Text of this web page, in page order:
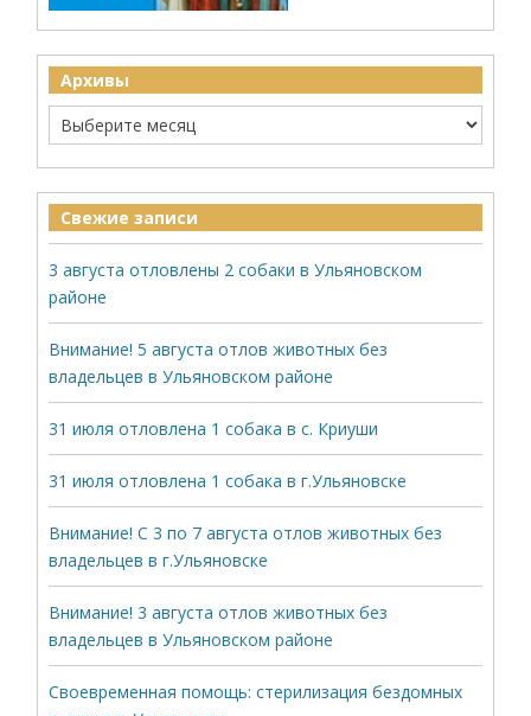
Архивы
Свежие записи
3 августа отловлены 2 собаки в Ульяновском
районе
Внимание! 5 августа отлов животных без
владельцев в Ульяновском районе
31 июля отловлена 1 собака в с. Криуши
31 июля отловлена 1 собака в г.Ульяновске
Внимание! С 3 по 7 августа отлов животных без
владельцев в г.Ульяновске
Внимание! 3 августа отлов животных без
владельцев в Ульяновском районе
Своевременная помощь: стерилизация бездомных